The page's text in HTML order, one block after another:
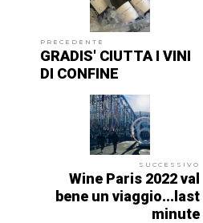
PRECEDENTE
GRADIS' CIUTTA I VINI
DI CONFINE
SUCCESSIVO
Wine Paris 2022 val
bene un viaggio...last
minute